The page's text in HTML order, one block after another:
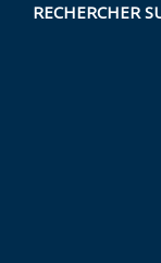
RECHERCHER